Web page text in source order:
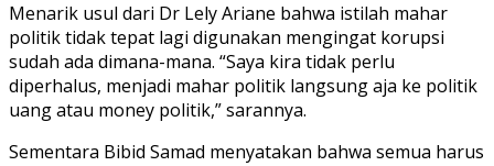
Menarik usul dari Dr Lely Ariane bahwa istilah mahar
politik tidak tepat lagi digunakan mengingat korupsi
sudah ada dimana-mana. “Saya kira tidak perlu
diperhalus, menjadi mahar politik langsung aja ke politik
uang atau money politik,” sarannya.
Sementara Bibid Samad menyatakan bahwa semua harus